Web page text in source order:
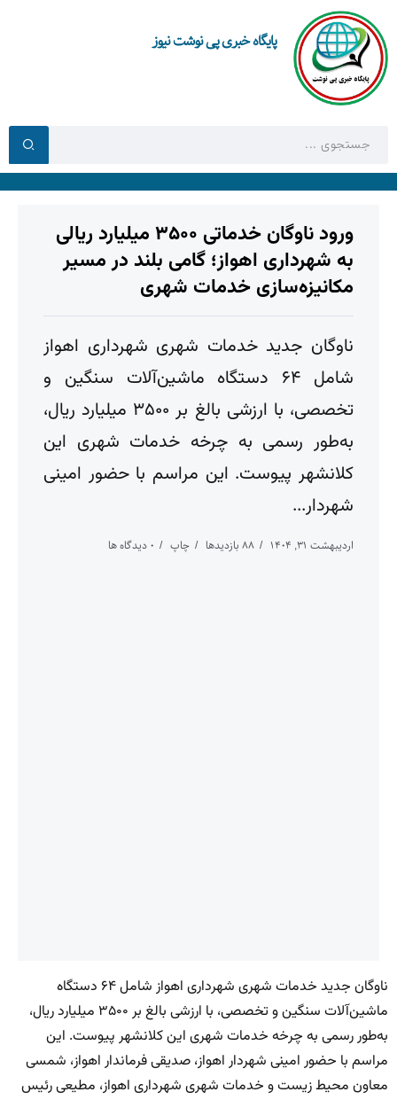
پایگاه خبری پی نوشت نیوز
ورود ناوگان خدماتی ۳۵۰۰ میلیارد ریالی
به شهرداری اهواز؛ گامی بلند در مسیر
مکانیزه‌سازی خدمات شهری
ناوگان جدید خدمات شهری شهرداری اهواز
شامل ۶۴ دستگاه ماشین‌آلات سنگین و
تخصصی، با ارزشی بالغ بر ۳۵۰۰ میلیارد ریال،
به‌طور رسمی به چرخه خدمات شهری این
کلانشهر پیوست. این مراسم با حضور امینی
شهردار...
اردیبهشت ۳۱, ۱۴۰۴ 88 بازدیدها چاپ 0 دیدگاه ها
ناوگان جدید خدمات شهری شهرداری اهواز شامل ۶۴ دستگاه
ماشین‌آلات سنگین و تخصصی، با ارزشی بالغ بر ۳۵۰۰ میلیارد ریال،
به‌طور رسمی به چرخه خدمات شهری این کلانشهر پیوست. این
مراسم با حضور امینی شهردار اهواز، صدیقی فرماندار اهواز، شمسی
معاون محیط زیست و خدمات شهری شهرداری اهواز، مطیعی رئیس